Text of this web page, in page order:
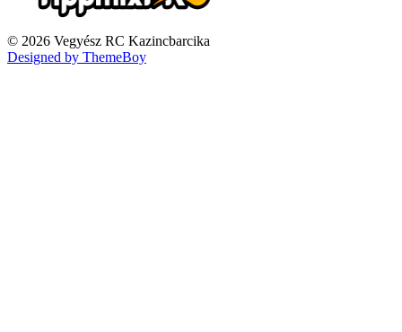
© 2026 Vegyész RC Kazincbarcika
Designed by ThemeBoy